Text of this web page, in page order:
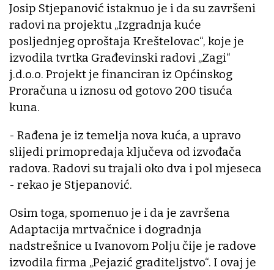
Josip Stjepanović istaknuo je i da su završeni
radovi na projektu „Izgradnja kuće
posljednjeg oproštaja Kreštelovac“, koje je
izvodila tvrtka Građevinski radovi „Zagi“
j.d.o.o. Projekt je financiran iz Općinskog
Proračuna u iznosu od gotovo 200 tisuća
kuna.
- Rađena je iz temelja nova kuća, a upravo
slijedi primopredaja ključeva od izvođača
radova. Radovi su trajali oko dva i pol mjeseca
- rekao je Stjepanović.
Osim toga, spomenuo je i da je završena
Adaptacija mrtvačnice i dogradnja
nadstrešnice u Ivanovom Polju čije je radove
izvodila firma „Pejazić graditeljstvo“. I ovaj je